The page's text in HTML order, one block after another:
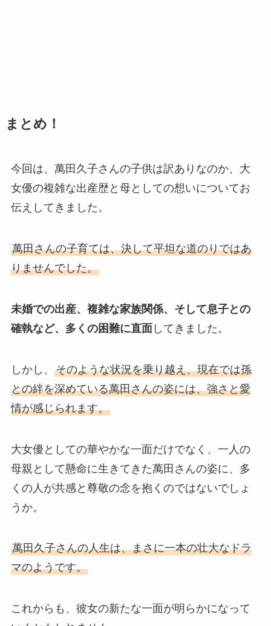
まとめ！
今回は、萬田久子さんの子供は訳ありなのか、大
女優の複雑な出産歴と母としての想いについてお
伝えしてきました。
萬田さんの子育ては、決して平坦な道のりではあ
りませんでした。
未婚での出産、複雑な家族関係、そして息子との
確執など、多くの困難に直面してきました。
しかし、 そのような状況を乗り越え、現在では孫
との絆を深めている萬田さんの姿には、強さと愛
情が感じられます。
大女優としての華やかな一面だけでなく、一人の
母親として懸命に生きてきた萬田さんの姿に、多
くの人が共感と尊敬の念を抱くのではないでしょ
うか。
萬田久子さんの人生は、まさに一本の壮大なドラ
マのようです。
これからも、彼女の新たな一面が明らかになって